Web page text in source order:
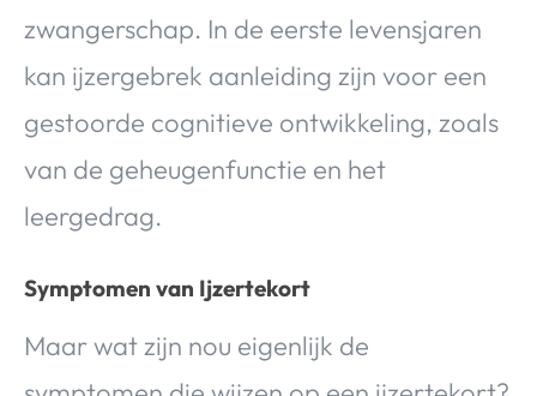
zwangerschap. In de eerste levensjaren
kan ijzergebrek aanleiding zijn voor een
gestoorde cognitieve ontwikkeling, zoals
van de geheugenfunctie en het
leergedrag.
Symptomen van Ijzertekort
Maar wat zijn nou eigenlijk de